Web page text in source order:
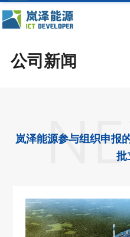
公司新闻
岚泽能源参与组织申报
批